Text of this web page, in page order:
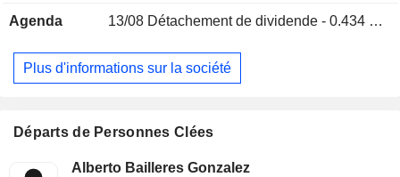
Agenda 13/08 Détachement de dividende - 0.434 GBX
Plus d'informations sur la société
Départs de Personnes Clées
Alberto Bailleres Gonzalez